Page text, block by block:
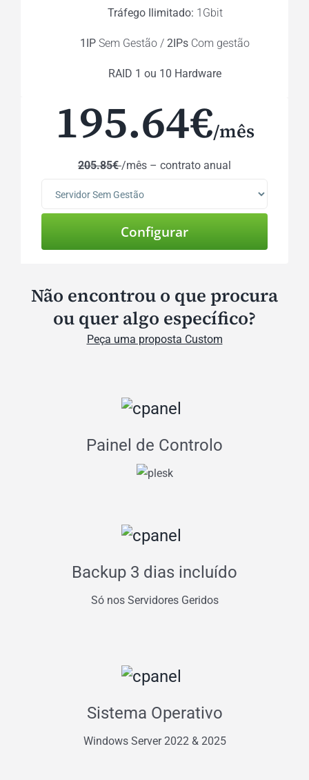
Tráfego Ilimitado: 1Gbit
1IP Sem Gestão / 2IPs Com gestão
RAID 1 ou 10 Hardware
195.64€/mês
205.85€/mês – contrato anual
Não encontrou o que procura
ou quer algo específico?
Peça uma proposta Custom
Painel de Controlo
Backup 3 dias incluído
Só nos Servidores Geridos
Sistema Operativo
Windows Server 2022 & 2025